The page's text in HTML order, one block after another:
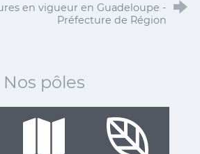
en vigueur en Guadeloupe -
Préfecture de Région
Nos pôles